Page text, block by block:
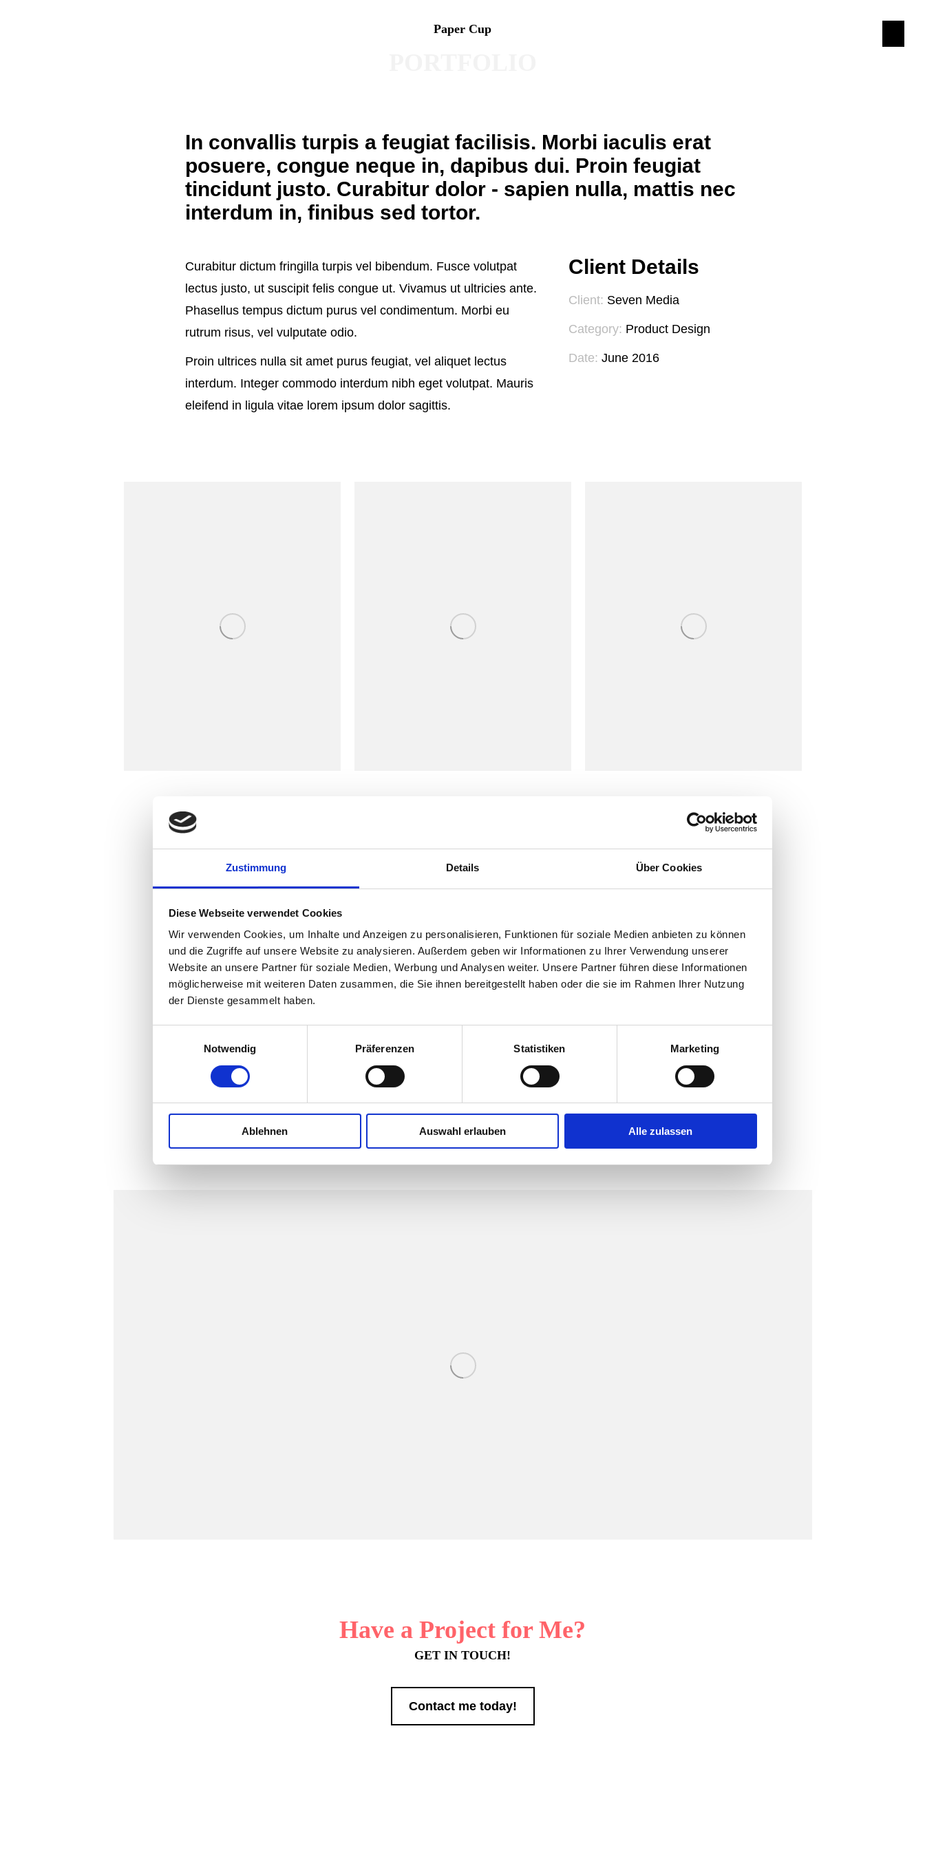
Zustimmung Details Über Cookies
Diese Webseite verwendet Cookies
Wir verwenden Cookies, um Inhalte und Anzeigen zu personalisieren, Funktionen für soziale Medien anbieten zu können
und die Zugriffe auf unsere Website zu analysieren. Außerdem geben wir Informationen zu Ihrer Verwendung unserer
Website an unsere Partner für soziale Medien, Werbung und Analysen weiter. Unsere Partner führen diese Informationen
möglicherweise mit weiteren Daten zusammen, die Sie ihnen bereitgestellt haben oder die sie im Rahmen Ihrer Nutzung
der Dienste gesammelt haben.
Notwendig
Präferenzen Statistiken Marketing
Ablehnen Auswahl erlauben Alle zulassen
Paper Cup
In convallis turpis a feugiat facilisis. Morbi iaculis erat
posuere, congue neque in, dapibus dui. Proin feugiat
tincidunt justo. Curabitur dolor - sapien nulla, mattis nec
interdum in, finibus sed tortor.
Curabitur dictum fringilla turpis vel bibendum. Fusce volutpat
lectus justo, ut suscipit felis congue ut. Vivamus ut ultricies ante.
Phasellus tempus dictum purus vel condimentum. Morbi eu
rutrum risus, vel vulputate odio.
Proin ultrices nulla sit amet purus feugiat, vel aliquet lectus
interdum. Integer commodo interdum nibh eget volutpat. Mauris
eleifend in ligula vitae lorem ipsum dolor sagittis.
Client Details
Client: Seven Media
Category: Product Design
Date: June 2016
Curabitur dictum fringilla turpis vel bibendum. Fusce volutpat lectus justo, ut suscipit felis congue ut.
Vivamus ut ultricies ante. Phasellus tempus dictum purus vel condimentum. Morbi eu rutrum risus,
vel vulputate odio.
eget volutpat. Mauris eleifend in ligula vitae lorem ipsum dolor sagittis.
Unique Features
Curabitur dictum fringilla turpis vel bibendum.
Fusce volutpat lectus justo, ut suscipit felis
congue ut. Vivamus ut ultricies ante. Phasellus
tempus dictum purus vel condimentum. Morbi eu
rutrum risus, vel vulputate odio.
Benefits
Proin ultrices nulla sit amet purus feugiat, vel
aliquet lectus interdum. Integer commodo
interdum nibh eget volutpat. Mauris eleifend in
ligula vitae lorem ipsum dolor sagittis.
Have a Project for Me?
GET IN TOUCH!
Contact me today!